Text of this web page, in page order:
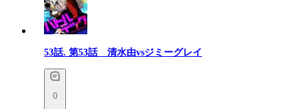
53話. 第53話 清水由vsジミーグレイ
0